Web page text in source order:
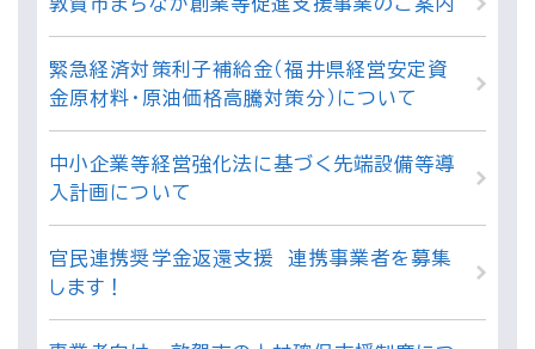
緊急経済対策利子補給金（福井県経営安定資
金原材料・原油価格高騰対策分）について
中小企業等経営強化法に基づく先端設備等導
入計画について
官民連携奨学金返還支援 連携事業者を募集
します！